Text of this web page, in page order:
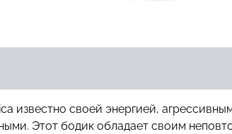
известно своей энергией,
Этот бодик обладает своим